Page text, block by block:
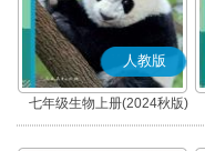
人教版
七年级生物上册(2024秋版)